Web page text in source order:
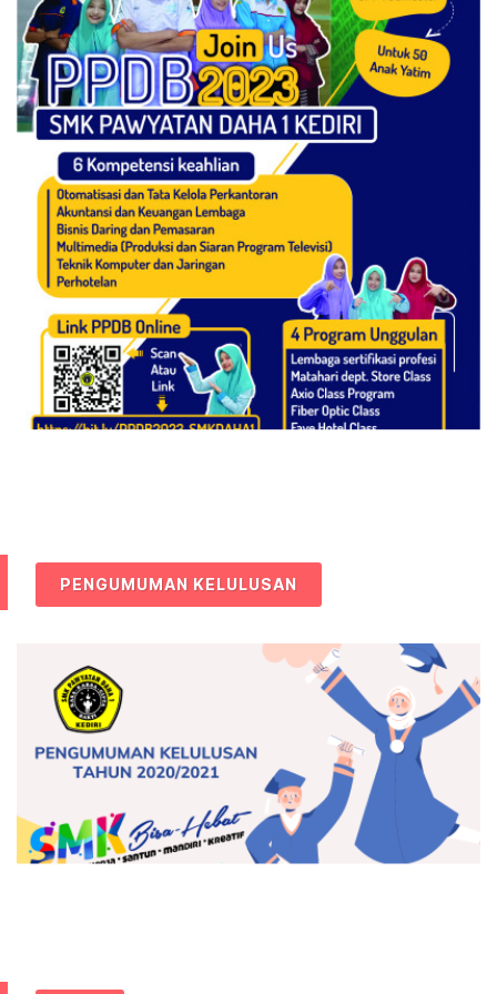
PENGUMUMAN KELULUSAN